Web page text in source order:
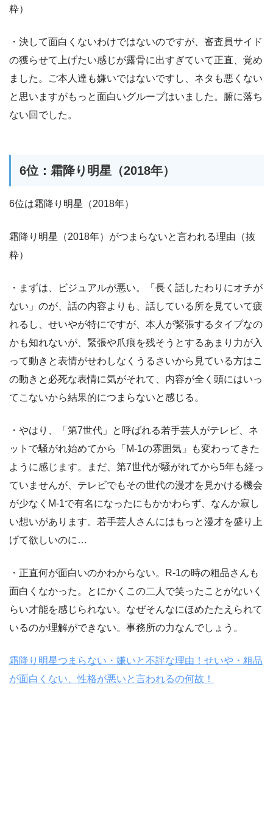
粋）
・決して面白くないわけではないのですが、審査員サイド
の獲らせて上げたい感じが露骨に出すぎていて正直、覚め
ました。ご本人達も嫌いではないですし、ネタも悪くない
と思いますがもっと面白いグループはいました。腑に落ち
ない回でした。
6位：霜降り明星（2018年）
6位は霜降り明星（2018年）
霜降り明星（2018年）がつまらないと言われる理由（抜
粋）
・まずは、ビジュアルが悪い。「長く話したわりにオチが
ない」のが、話の内容よりも、話している所を見ていて疲
れるし、せいやが特にですが、本人が緊張するタイプなの
かも知れないが、緊張や爪痕を残そうとするあまり力が入
って動きと表情がせわしなくうるさいから見ている方はこ
の動きと必死な表情に気がそれて、内容が全く頭にはいっ
てこないから結果的につまらないと感じる。
・やはり、「第7世代」と呼ばれる若手芸人がテレビ、ネ
ットで騒がれ始めてから「M-1の雰囲気」も変わってきた
ように感じます。まだ、第7世代が騒がれてから5年も経っ
ていませんが、テレビでもその世代の漫才を見かける機会
が少なくM-1で有名になったにもかかわらず、なんか寂し
い想いがあります。若手芸人さんにはもっと漫才を盛り上
げて欲しいのに…
・正直何が面白いのかわからない。R-1の時の粗品さんも
面白くなかった。とにかくこの二人で笑ったことがないく
らい才能を感じられない。なぜそんなにほめたたえられて
いるのか理解ができない。事務所の力なんでしょう。
霜降り明星つまらない・嫌いと不評な理由！せいや・粗品
が面白くない、性格が悪いと言われるの何故！